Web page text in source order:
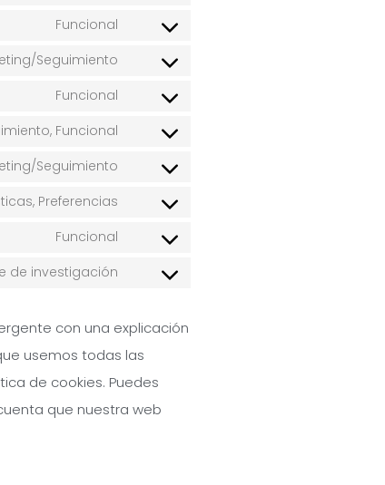
Funcional
Seguimiento
Funcional
Funcional
Seguimiento
Preferencias
Funcional
de investigación
con una explicación
usemos todas las
de cookies. Puedes
que nuestra web